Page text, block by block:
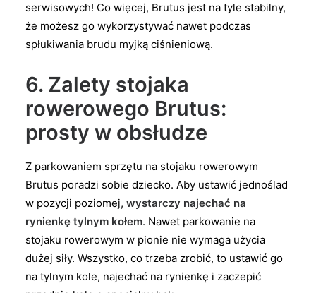
serwisowych! Co więcej, Brutus jest na tyle stabilny,
że możesz go wykorzystywać nawet podczas
spłukiwania brudu myjką ciśnieniową.
6. Zalety stojaka
rowerowego Brutus:
prosty w obsłudze
Z parkowaniem sprzętu na stojaku rowerowym
Brutus poradzi sobie dziecko. Aby ustawić jednoślad
w pozycji poziomej, wystarczy najechać na
rynienkę tylnym kołem. Nawet parkowanie na
stojaku rowerowym w pionie nie wymaga użycia
dużej siły. Wszystko, co trzeba zrobić, to ustawić go
na tylnym kole, najechać na rynienkę i zaczepić